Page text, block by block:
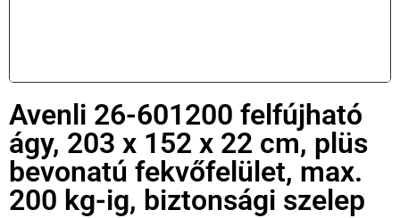
Avenli 26-601200 felfújható
ágy, 203 x 152 x 22 cm, plüs
bevonatú fekvőfelület, max.
200 kg-ig, biztonsági szelep